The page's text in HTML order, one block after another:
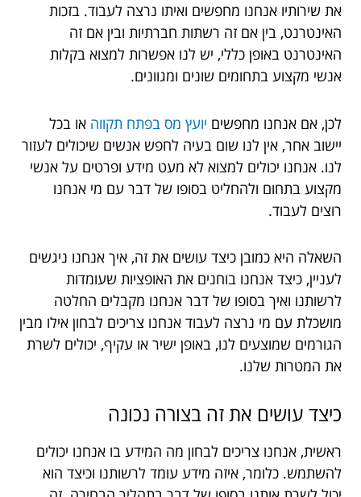
את שירותיו אנחנו מחפשים ואיתו נרצה לעבוד. בזכות
האינטרנט, בין אם זה רשתות חברתיות ובין אם זה
האינטרנט באופן כללי, יש לנו אפשרות למצוא בקלות
אנשי מקצוע בתחומים שונים ומגוונים.
לכן, אם אנחנו מחפשים יועץ מס בפתח תקווה או בכל
יישוב אחר, אין לנו שום בעיה לחפש אנשים שיכולים לעזור
לנו. אנחנו יכולים למצוא לא מעט מידע ופרטים על אנשי
מקצוע בתחום ולהחליט בסופו של דבר עם מי אנחנו
רוצים לעבוד.
השאלה היא כמובן כיצד עושים את זה, איך אנחנו ניגשים
לעניין, כיצד אנחנו בוחנים את האופציות שעומדות
לרשותנו ואיך בסופו של דבר אנחנו מקבלים החלטה
מושכלת עם מי נרצה לעבוד אנחנו צריכים לבחון אילו מבין
הגורמים שמוצעים לנו, באופן ישיר או עקיף, יכולים לשרת
את המטרות שלנו.
כיצד עושים את זה בצורה נכונה
ראשית, אנחנו צריכים לבחון מה המידע בו אנחנו יכולים
להשתמש. כלומר, איזה מידע עומד לרשותנו וכיצד הוא